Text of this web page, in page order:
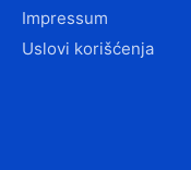
Impressum
Uslovi korišćenja